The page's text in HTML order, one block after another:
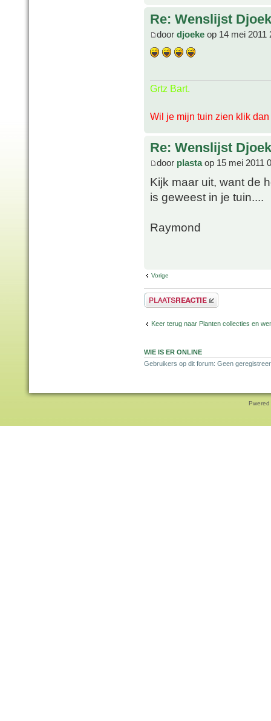
Re: Wenslijst
door djoeke op 14 mei 2011
Grtz Bart.
Wil je mijn tuin zien klik dan
Re: Wenslijst
door plastaop 15 mei 2011
Kijk maar uit, want de
is geweest in je tuin....
Raymond
Vorige
Plaats een reactie
Keer terug naar Planten collecties en
WIE IS ER ONLINE
Gebruikers op dit forum: Geen